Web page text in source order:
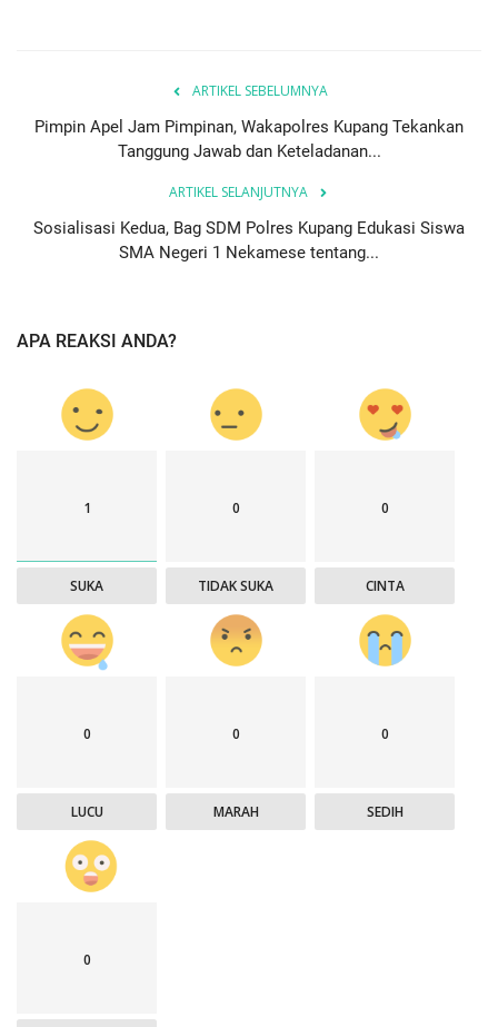
ARTIKEL SEBELUMNYA
Pimpin Apel Jam Pimpinan, Wakapolres Kupang Tekankan
Tanggung Jawab dan Keteladanan...
ARTIKEL SELANJUTNYA
Sosialisasi Kedua, Bag SDM Polres Kupang Edukasi Siswa
SMA Negeri 1 Nekamese tentang...
APA REAKSI ANDA?
1
SUKA
0
TIDAK SUKA
0
CINTA
0
LUCU
0
MARAH
0
SEDIH
0